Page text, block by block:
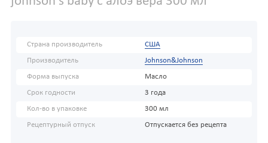
Страна производитель США
Производитель Johnson&Johnson
Форма выпуска Масло
Срок годности 3 года
Кол-во в упаковке 300 мл
Рецептурный отпуск Отпускается без рецепта